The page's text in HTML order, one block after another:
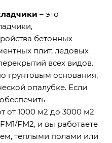
– это
бетонных
плит, ледовых
всех видов.
грунтовым основания,
опалубке. Если
от 1000 м2 до 3000 м2
FM2, и вы работаете
теплыми полами или